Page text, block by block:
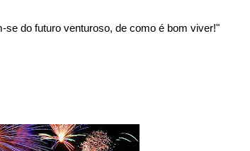
do futuro venturoso, de como é bom viver!"